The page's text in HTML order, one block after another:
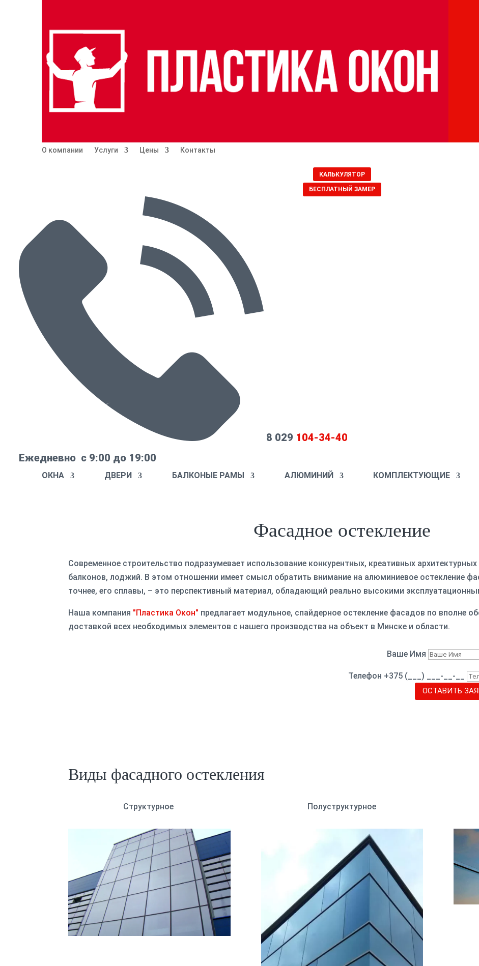
О компании Услуги Цены Контакты
КАЛЬКУЛЯТОР
БЕСПЛАТНЫЙ ЗАМЕР
8 029 104-34-40
Ежедневно с 9:00 до 19:00
ОКНА ДВЕРИ БАЛКОНЫЕ РАМЫ АЛЮМИНИЙ КОМПЛЕКТУЮЩИЕ
Фасадное остекление
Современное строительство подразумевает использование конкурентных, креативных
балконов, лоджий. В этом отношении имеет смысл обратить внимание на алюминиевое остекление
точнее, его сплавы, – это перспективный материал, обладающий реально высокими
Наша компания "Пластика Окон" предлагает модульное, спайдерное остекление фасадов по вполне
доставкой всех необходимых элементов с нашего производства на объект в Минске и области.
Ваше Имя
Телефон +375 (___) ___-__-__
ОСТАВИТЬ
Виды фасадного остекления
Структурное Полуструктурное